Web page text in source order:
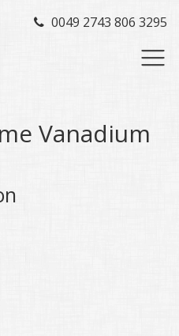
0049 2743 806 3295
Vanadium